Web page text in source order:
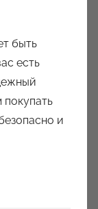
быть
есть
и